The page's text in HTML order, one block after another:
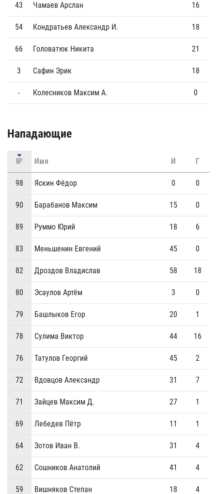
43 Чамаев Арслан 16
54 Кондратьев Александр И. 18
66 Головатюк Никита 21
3 Сафин Эрик 18
- Колесников Максим А. 0
Нападающие
№ Имя И Г
98 Яскин Фёдор 0 0
90 Барабанов Максим 15 0
89 Руммо Юрий 18 6
83 Меньшенин Евгений 45 0
82 Дроздов Владислав 58 18
80 Эсаулов Артём 3 0
79 Башлыков Егор 20 1
78 Сулима Виктор 44 16
76 Татулов Георгий 45 2
72 Вдовцов Александр 31 7
71 Зайцев Максим Д. 27 1
69 Лебедев Пётр 11 1
64 Зотов Иван В. 31 4
62 Сошников Анатолий 41 4
59 Вишняков Степан 18 4